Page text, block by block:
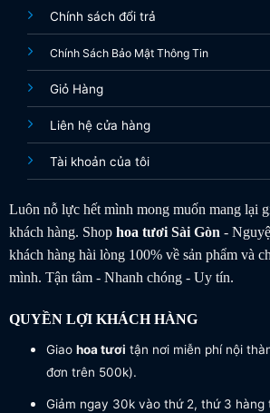
Chính sách đổi trả
Chính Sách Bảo Mật Thông Tin
Giỏ Hàng
Liên hệ cửa hàng
Tài khoản của tôi
Luôn nỗ lực hết mình mong muốn mang lại
khách hàng. Shop hoa tươiSài Gòn-
khách hàng hài lòng 100% về sản phẩm và
mình. Tận tâm - Nhanh chóng - Uy tín.
QUYỀN LỢI KHÁCH HÀNG
Giao hoa tươi tận nơi miễn phí nội
đơn trên 500k).
Giảm ngay 30k vào thứ 2, thứ 3 hàng